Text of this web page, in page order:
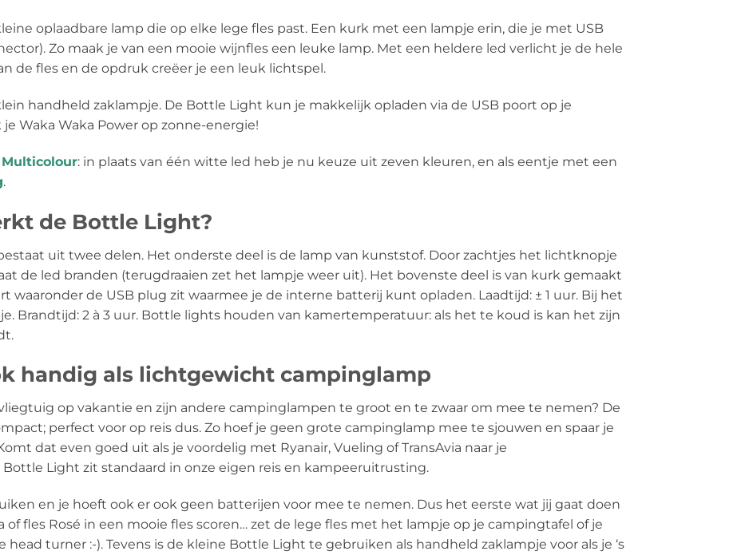
oplaadbare lamp die op elke lege fles past. Een kurk met een lampje erin, die je met USB
Zo maak je van een mooie wijnfles een leuke lamp. Met een heldere led verlicht je de hele
de fles en de opdruk creëer je een leuk lichtspel.
handheld zaklampje. De Bottle Light kun je makkelijk opladen via de USB poort op je
Waka Waka Power op zonne-energie!
: in plaats van één witte led heb je nu keuze uit zeven kleuren, en als eentje met een
.
de Bottle Light?
uit twee delen. Het onderste deel is de lamp van kunststof. Door zachtjes het lichtknopje
de led branden (terugdraaien zet het lampje weer uit). Het bovenste deel is van kurk gemaakt
waaronder de USB plug zit waarmee je de interne batterij kunt opladen. Laadtijd: ± 1 uur. Bij het
Brandtijd: 2 à 3 uur. Bottle lights houden van kamertemperatuur: als het te koud is kan het zijn
handig als lichtgewicht campinglamp
op vakantie en zijn andere campinglampen te groot en te zwaar om mee te nemen? De
perfect voor op reis dus. Zo hoef je geen grote campinglamp mee te sjouwen en spaar je
dat even goed uit als je voordelig met Ryanair, Vueling of TransAvia naar je
Light zit standaard in onze eigen reis en kampeeruitrusting.
en je hoeft ook er ook geen batterijen voor mee te nemen. Dus het eerste wat jij gaat doen
of fles Rosé in een mooie fles scoren… zet de lege fles met het lampje op je campingtafel of je
turner :-). Tevens is de kleine Bottle Light te gebruiken als handheld zaklampje voor als je ‘s